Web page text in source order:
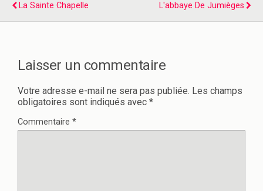
La Sainte Chapelle
L'abbaye De Jumièges
Laisser un commentaire
Votre adresse e-mail ne sera pas publiée. Les champs
obligatoires sont indiqués avec *
Commentaire *